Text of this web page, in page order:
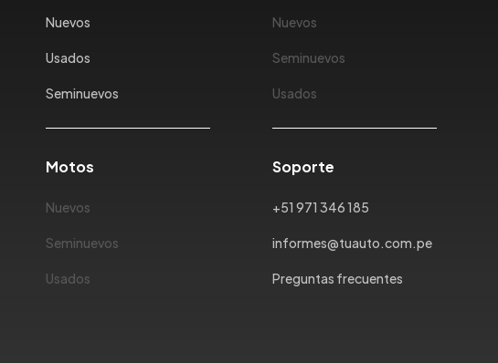
Nuevos
Usados
Seminuevos
Nuevos
Seminuevos
Usados
Motos
Nuevos
Seminuevos
Usados
Soporte
+51 971 346 185
informes@tuauto.com.pe
Preguntas frecuentes